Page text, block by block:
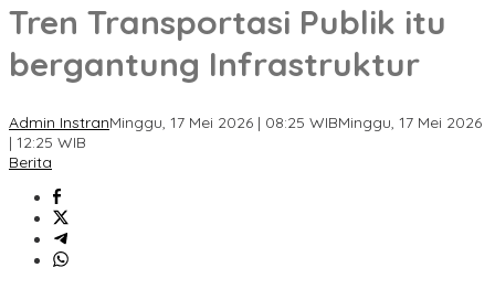
Tren Transportasi Publik itu
bergantung Infrastruktur
Admin InstranMinggu, 17 Mei 2026 | 08:25 WIBMinggu, 17 Mei 2026
| 12:25 WIB
Berita